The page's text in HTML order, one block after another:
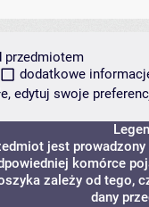
przedmiotem
dodatkowe
edytuj swoje
jest prowadzony
komórce
zależy od tego,
dany